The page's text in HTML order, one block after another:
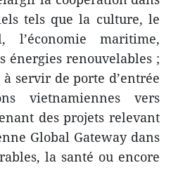
tels que la culture, le
l’économie maritime,
énergies renouvelables ;
à servir de porte d’entrée
vietnamiennes vers
des projets relevant
Global Gateway dans
la santé ou encore